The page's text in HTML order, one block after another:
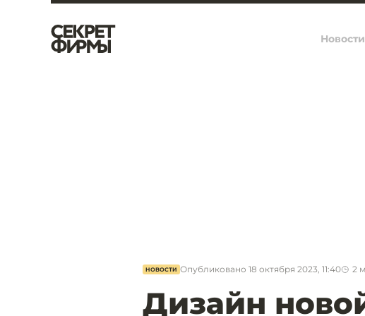
Новости
НОВОСТИ Опубликовано 18 октября 2023, 11:40 2
Дизайн